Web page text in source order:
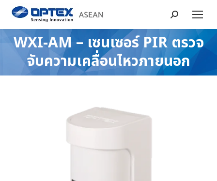
Search:
WXI-AM – เซนเซอร์ PIR ตรวจ
จับความเคลื่อนไหวภายนอก
You are here: